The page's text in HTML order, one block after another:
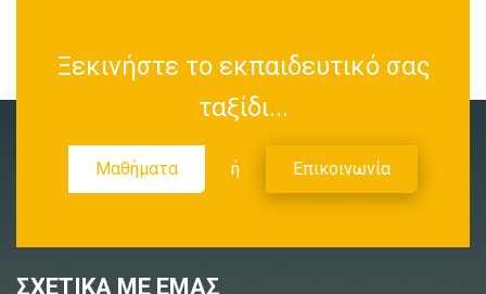
Ξεκινήστε το εκπαιδευτικό σας
ταξίδι...
Μαθήματα ή Επικοινωνία
ΣΧΕΤΙΚΑ ΜΕ ΕΜΑΣ